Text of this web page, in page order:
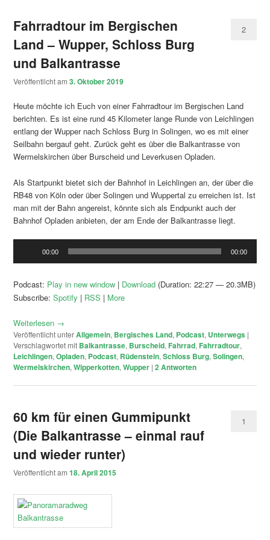
Fahrradtour im Bergischen
Land – Wupper, Schloss Burg
und Balkantrasse
Veröffentlicht am3. Oktober 2019
2
Heute möchte ich Euch von einer Fahrradtour im Bergischen Land
berichten. Es ist eine rund 45 Kilometer lange Runde von Leichlingen
entlang der Wupper nach Schloss Burg in Solingen, wo es mit einer
Seilbahn bergauf geht. Zurück geht es über die Balkantrasse von
Wermelskirchen über Burscheid und Leverkusen Opladen.
Als Startpunkt bietet sich der Bahnhof in Leichlingen an, der über die
RB48 von Köln oder über Solingen und Wuppertal zu erreichen ist. Ist
man mit der Bahn angereist, könnte sich als Endpunkt auch der
Bahnhof Opladen anbieten, der am Ende der Balkantrasse liegt.
00:00 00:00
Podcast: Play in new window | Download (Duration: 22:27 — 20.3MB)
Subscribe:Spotify | RSS | More
Weiterlesen →
Veröffentlicht unterAllgemein, Bergisches Land, Podcast, Unterwegs |
Verschlagwortet mit Balkantrasse, Burscheid,Fahrrad,Fahrradtour,
Leichlingen,Opladen, Podcast, Rüdenstein,Schloss Burg,Solingen,
Wermelskirchen,Wipperkotten,Wupper |2Antworten
60 km für einen Gummipunkt
(Die Balkantrasse – einmal rauf
und wieder runter)
Veröffentlicht am18. April 2015
1